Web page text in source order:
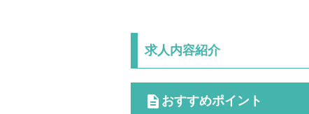
求人内容紹介
cdescription おすすめポイント